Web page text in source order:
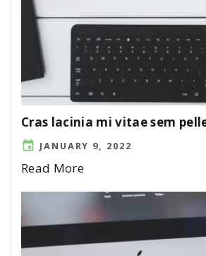
Cras lacinia mi vitae sem
JANUARY 9, 2022
Read More